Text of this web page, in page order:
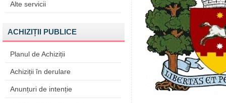
Alte servicii
ACHIZIȚII PUBLICE
Planul de Achiziții
Achiziții în derulare
Anunțuri de intenție